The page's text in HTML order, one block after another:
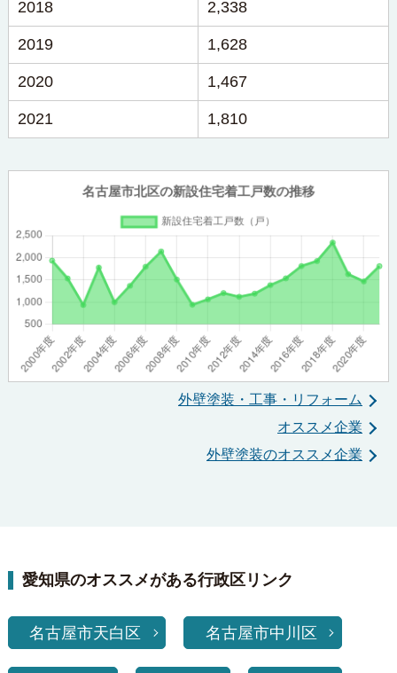
2018 2,338
2019 1,628
2020 1,467
2021 1,810
外壁塗装・工事・リフォーム
オススメ企業
外壁塗装のオススメ企業
愛知県のオススメがある行政区リンク
名古屋市天白区 名古屋市中川区